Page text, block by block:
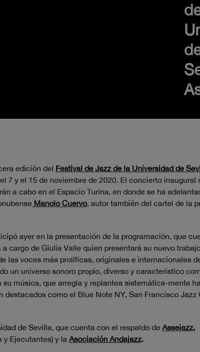
edición del Festival de Jazz de la Universidad de
7 y el 15 de noviembre de 2020. El concierto inaugural
a cabo en el Espacio Turina, en donde se ha
Manolo Cuervo, autor también del cartel de la
ayer en la presentación de la programación, que
cargo de Giulia Valle quien presentará su nuevo
las voces más prolíficas, originales e internacionales
un universo sonoro propio, diverso y característico
música, que arregla y replantea sistemática-mente
como el Blue Note NY, San Francisco Jazz
de Sevilla, que cuenta con el respaldo de Assejazz,
y Ejecutantes) y la Asociación Andajazz.